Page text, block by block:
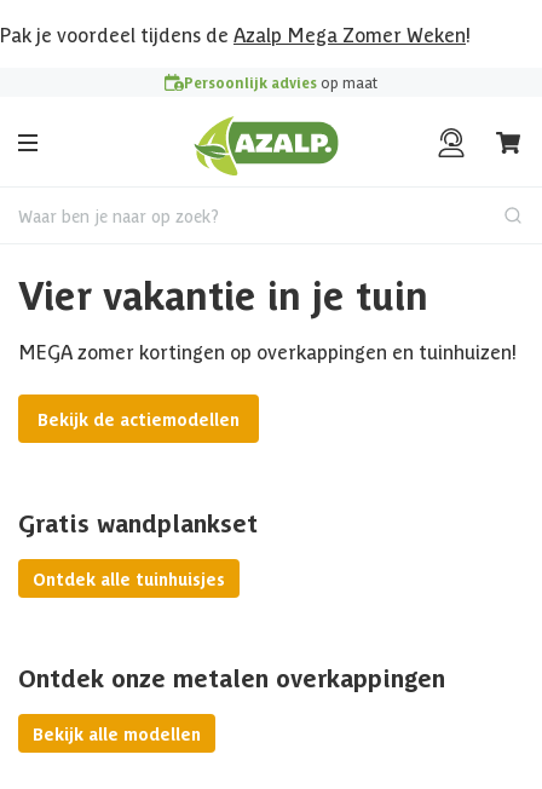
Pak je voordeel tijdens de Azalp Mega Zomer Weken!
Waar ben je naar op zoek?
Vier vakantie in je tuin
MEGA zomer kortingen op overkappingen en tuinhuizen!
Bekijk de actiemodellen
Gratis wandplankset
Ontdek alle tuinhuisjes
Ontdek onze metalen overkappingen
Bekijk alle modellen